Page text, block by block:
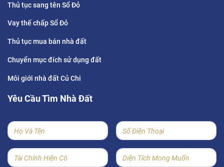
Thủ tục sang tên Sổ Đỏ
Vay thế chấp Sổ Đỏ
Thủ tục mua bán nhà đất
Chuyển mục đích sử dụng đất
Môi giới nhà đất Củ Chi
Yêu Cầu Tìm Nhà Đất